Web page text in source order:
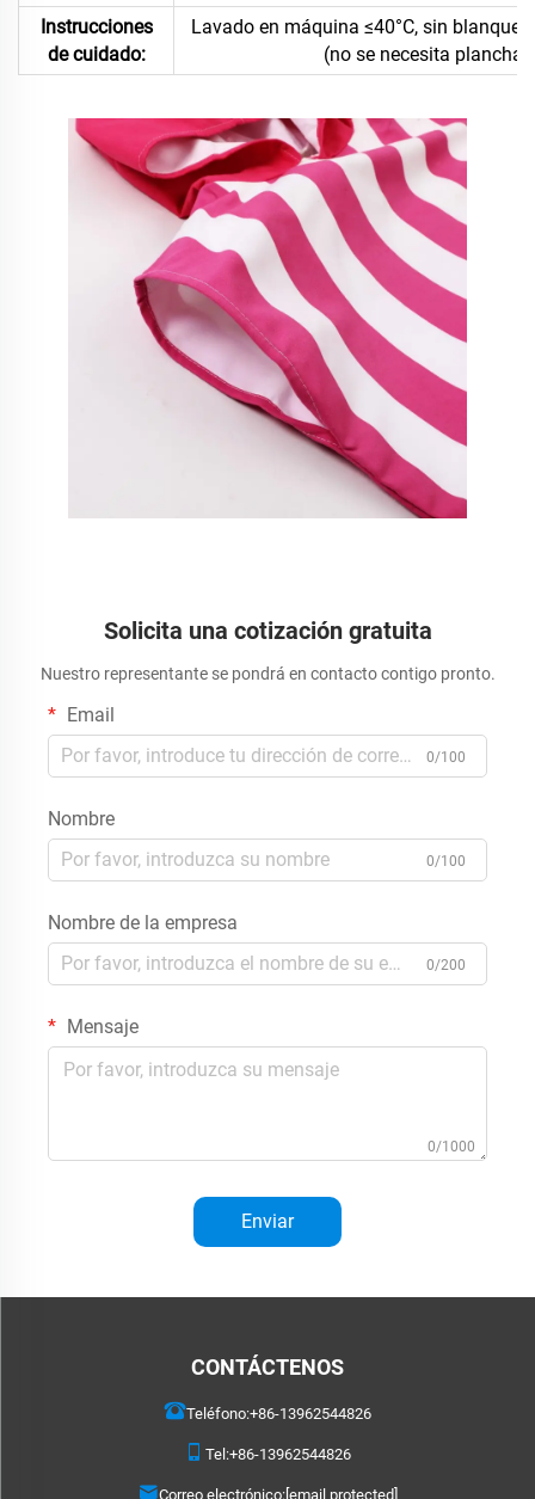
Instrucciones
de cuidado:
Lavado en máquina ≤40°C, sin
(no se necesita plancha)
Solicita una cotización gratuita
Nuestro representante se pondrá en contacto contigo pronto.
Email
0/100
Nombre
0/100
Nombre de la empresa
0/200
Mensaje
0/1000
Enviar
CONTÁCTENOS
Teléfono:+86-13962544826
Tel:+86-13962544826
Correo electrónico:[email protected]